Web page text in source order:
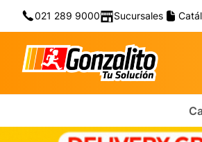
021 289 9000 Sucursales